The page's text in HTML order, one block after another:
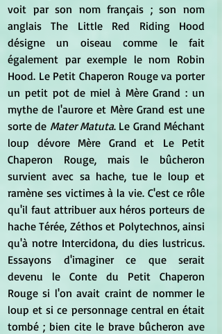
voit par son nom français ; son nom
anglais The Little Red Riding Hood
désigne un oiseau comme le fait
également par exemple le nom Robin
Hood. Le Petit Chaperon Rouge va porter
un petit pot de miel à Mère Grand : un
mythe de l'aurore et Mère Grand est une
sorte de Mater Matuta. Le Grand Méchant
loup dévore Mère Grand et Le Petit
Chaperon Rouge, mais le bûcheron
survient avec sa hache, tue le loup et
ramène ses victimes à la vie. C'est ce rôle
qu'il faut attribuer aux héros porteurs de
hache Térée, Zéthos et Polytechnos, ainsi
qu'à notre Intercidona, du dies lustricus.
Essayons d'imaginer ce que serait
devenu le Conte du Petit Chaperon
Rouge si l'on avait craint de nommer le
loup et si ce personnage central en était
tombé ; bien cite le brave bûcheron ave